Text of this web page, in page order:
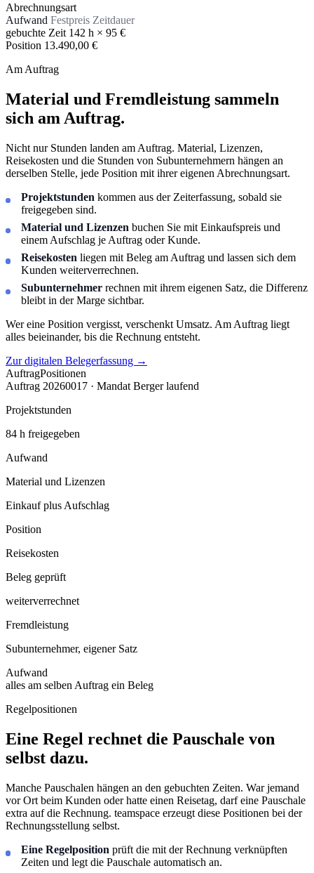
Abrechnungsart
Aufwand Festpreis Zeitdauer
gebuchte Zeit 142 h × 95 €
Position 13.490,00 €
Am Auftrag
Material und Fremdleistung sammeln
sich am Auftrag.
Nicht nur Stunden landen am Auftrag. Material, Lizenzen,
Reisekosten und die Stunden von Subunternehmern hängen an
derselben Stelle, jede Position mit ihrer eigenen Abrechnungsart.
Projektstunden kommen aus der Zeiterfassung, sobald sie
freigegeben sind.
Material und Lizenzen buchen Sie mit Einkaufspreis und
einem Aufschlag je Auftrag oder Kunde.
Reisekosten liegen mit Beleg am Auftrag und lassen sich dem
Kunden weiterverrechnen.
Subunternehmer rechnen mit ihrem eigenen Satz, die Differenz
bleibt in der Marge sichtbar.
Wer eine Position vergisst, verschenkt Umsatz. Am Auftrag liegt
alles beieinander, bis die Rechnung entsteht.
Zur digitalen Belegerfassung →
AuftragPositionen
Auftrag 20260017 · Mandat Berger laufend
Projektstunden
84 h freigegeben
Aufwand
Material und Lizenzen
Einkauf plus Aufschlag
Position
Reisekosten
Beleg geprüft
weiterverrechnet
Fremdleistung
Subunternehmer, eigener Satz
Aufwand
alles am selben Auftrag ein Beleg
Regelpositionen
Eine Regel rechnet die Pauschale von
selbst dazu.
Manche Pauschalen hängen an den gebuchten Zeiten. War jemand
vor Ort beim Kunden oder hatte einen Reisetag, darf eine Pauschale
extra auf die Rechnung. teamspace erzeugt diese Positionen bei der
Rechnungsstellung selbst.
Eine Regelposition prüft die mit der Rechnung verknüpften
Zeiten und legt die Pauschale automatisch an.